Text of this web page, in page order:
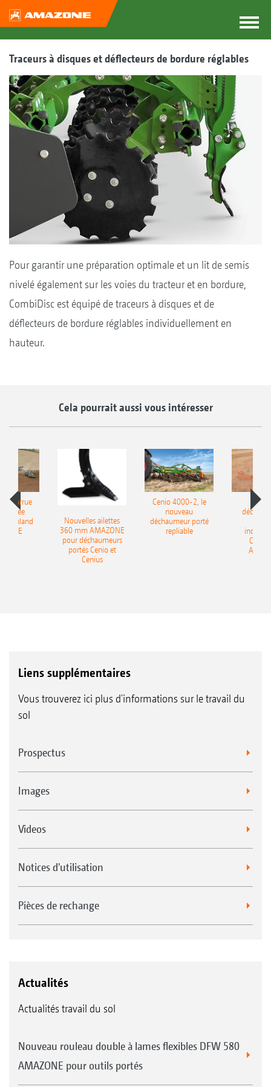
Traceurs à disques et déflecteurs de bordure réglables
Pour garantir une préparation optimale et un lit de semis
nivelé également sur les voies du tracteur et en bordure,
CombiDisc est équipé de traceurs à disques et de
déflecteurs de bordure réglables individuellement en
hauteur.
Cela pourrait aussi vous intéresser
charrue
portée
Onland
Nouvelles ailettes
360 mm AMAZONE
pour déchaumeurs
portés Cenio et
Cenius
Cenio 4000-2, le
nouveau
déchaumeur porté
repliable
Liens supplémentaires
Vous trouverez ici plus d'informations sur le travail du
sol
Prospectus
Images
Videos
Notices d'utilisation
Pièces de rechange
Actualités
Actualités travail du sol
Nouveau rouleau double à lames flexibles DFW 580
AMAZONE pour outils portés